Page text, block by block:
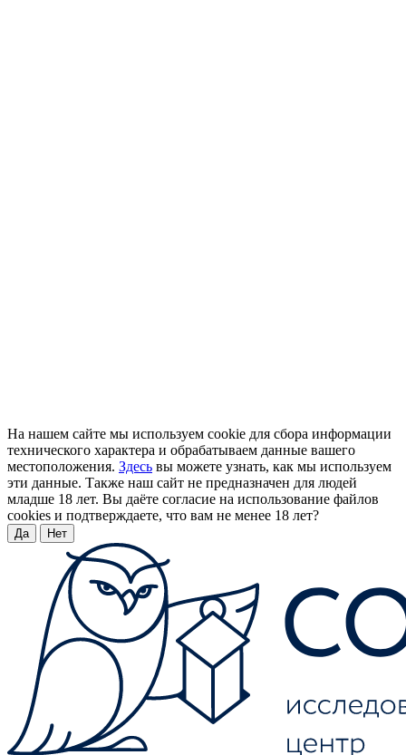
На нашем сайте мы используем cookie для сбора информации
технического характера и обрабатываем данные вашего
местоположения. Здесь вы можете узнать, как мы используем
эти данные. Также наш сайт не предназначен для людей
младше 18 лет. Вы даёте согласие на использование файлов
cookies и подтверждаете, что вам не менее 18 лет?
Да Нет